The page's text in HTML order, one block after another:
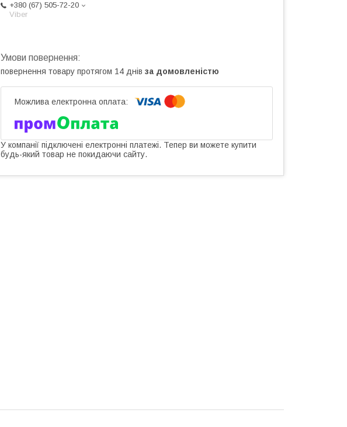
+380 (67) 505-72-20
Viber
повернення товару протягом 14 днів за домовленістю
У компанії підключені електронні платежі. Тепер ви можете купити
будь-який товар не покидаючи сайту.